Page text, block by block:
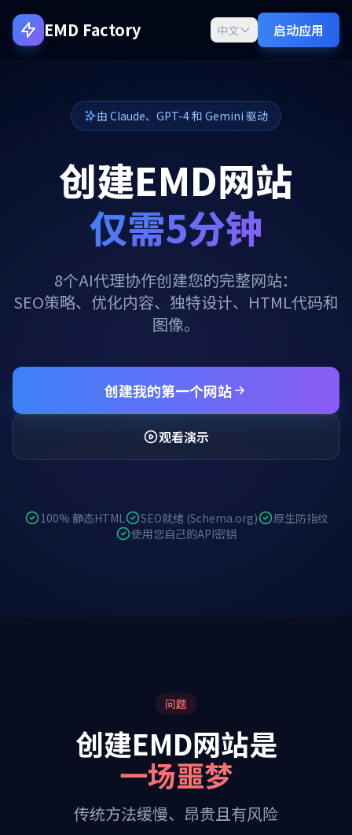
EMD Factory 中文 启动应用
由 Claude、GPT-4 和 Gemini 驱动
创建EMD网站
仅需5分钟
8个AI代理协作创建您的完整网站：
SEO策略、优化内容、独特设计、HTML代码和
图像。
创建我的第一个网站
观看演示
100% 静态HTML SEO就绪 (Schema.org)
原生防指纹
使用您自己的API密钥
问题
创建EMD网站是
一场噩梦
传统方法缓慢、昂贵且有风险